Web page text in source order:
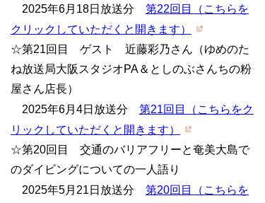
2025年6月18日放送分 第22回目（こちらを
クリックしていただくと開きます）
☆第21回目 ゲスト 近藤彩乃さん（ゆめのた
ね放送局大阪スタジオPA＆としのぶさんちの粉
屋さん店長）
2025年6月4日放送分 第21回目（こちらをク
リックしていただくと開きます）
☆第20回目 交通のバリアフリーと奄美大島で
のダイビングについての一人語り
2025年5月21日放送分 第20回目（こちらを